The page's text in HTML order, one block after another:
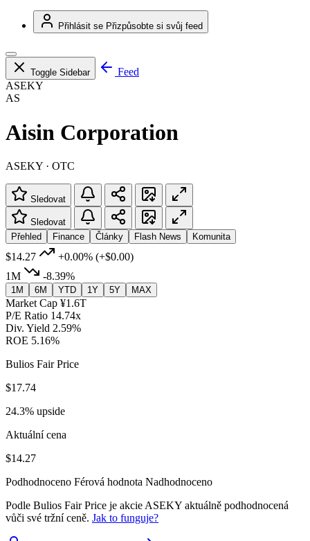
Přihlásit se Přizpůsobte si svůj feed
Toggle Sidebar
Feed
ASEKY
AS
Aisin Corporation
ASEKY · OTC
Sledovat
Sledovat
Přehled
Finance Články Flash News Komunita
$14.27 +0.00% (+$0.00)
1M
-8.39%
1M 6M YTD 1Y 5Y MAX
Market Cap ¥1.6T
P/E Ratio 14.74x
Div. Yield 2.59%
ROE 5.16%
Bulios Fair Price
$17.74
24.3% upside
Aktuální cena
$14.27
Podhodnoceno Férová hodnota Nadhodnoceno
Podle Bulios Fair Price je akcie ASEKY aktuálně podhodnocená
vůči své tržní ceně. Jak to funguje?